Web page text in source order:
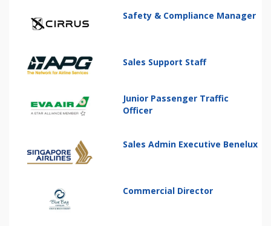
Safety & Compliance Manager
Sales Support Staff
Junior Passenger Traffic
Officer
Sales Admin Executive Benelux
Commercial Director